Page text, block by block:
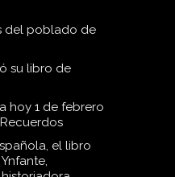
del poblado de
su libro de
hoy 1 de febrero
el libro